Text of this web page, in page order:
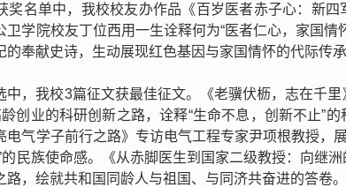
奖名单中，我校校友办作品《百岁医者赤子心：新四
学院校友丁位西用一生诠释何为“医者仁心，家国情
奉献史诗，生动展现红色基因与家国情怀的代际传承
中，我校3篇征文获最佳征文。《老骥伏枥，志在千
创业的科研创新之路，诠释“生命不息，创新不止”
气学子前行之路》专访电气工程专家尹项根教授，
的民族使命感。《从赤脚医生到国家二级教授：向继
，绘就共和国同龄人与祖国、与同济共奋进的答卷。